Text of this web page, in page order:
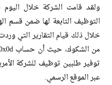
ولقد قامت الشركة خلال
التوظيف التابعة لها ضمن قسم
خلال ذلك قيام التقارير التي
توفير طلبين توظيف للشركة
عبر الموقع الرسمي.